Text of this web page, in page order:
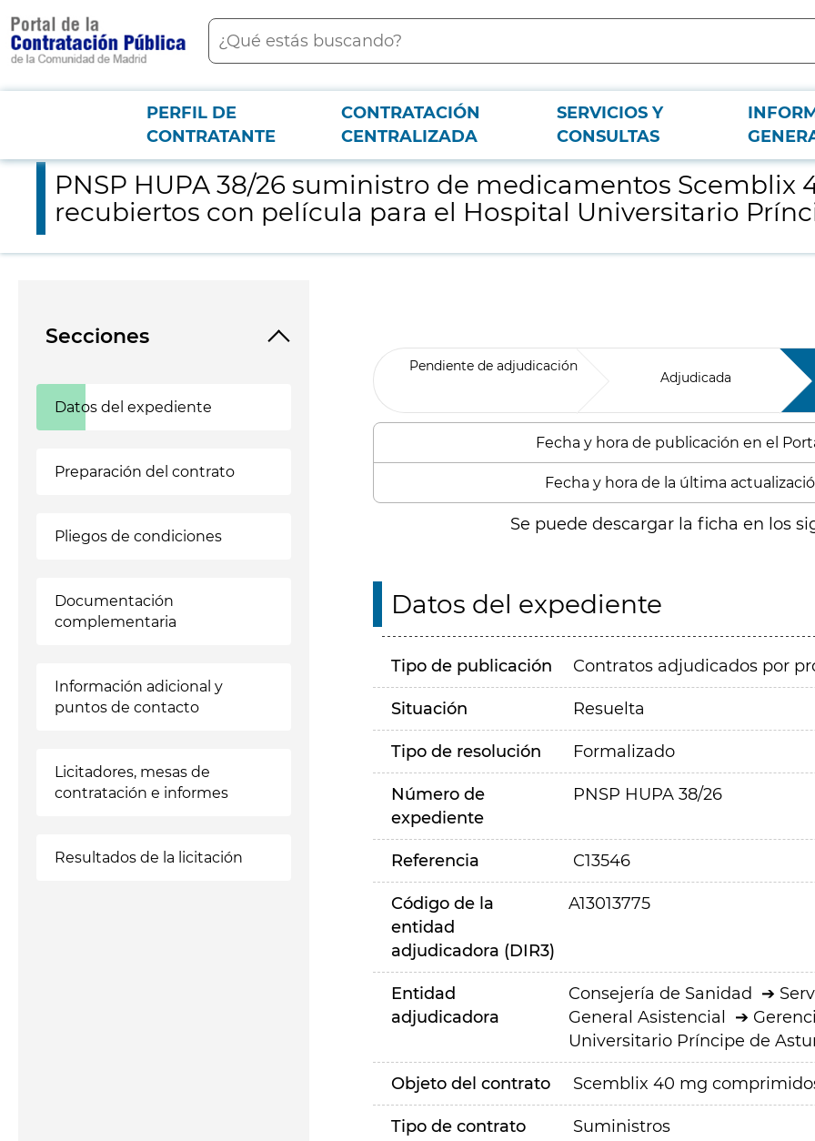
contenido
principal
Buscar
Menú PCON
PERFIL DE
CONTRATANTE
CONTRATACIÓN
CENTRALIZADA
SERVICIOS Y
CONSULTAS
PNSP HUPA 38/26 suministro de medicamentos Scemblix 40 mg comprimidos recubiertos con película para el Hospital Universitario
PNSP HUPA 38/26 suministro de medicamentos
recubiertos con película para el Hospital Universitario
Secciones
Datos del expediente
Preparación del contrato
Pliegos de condiciones
Documentación
complementaria
Información adicional y
puntos de contacto
Licitadores, mesas de
contratación e informes
Resultados de la licitación
Pendiente de adjudicación
Adjudicada
Fecha y hora de publicación en el
Fecha y hora de la última
Se puede descargar la ficha en los
Datos del expediente
Tipo de publicación Contratos adjudicados por
Situación Resuelta
Tipo de resolución Formalizado
Número de
expediente
PNSP HUPA 38/26
Referencia C13546
Código de la
entidad
adjudicadora (DIR3)
A13013775
Entidad
adjudicadora
Consejería de Sanidad
General Asistencial
Universitario Príncipe de
Objeto del contrato Scemblix 40 mg
Tipo de contrato Suministros